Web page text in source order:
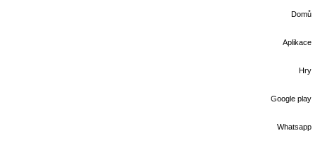
Domů
Aplikace
Hry
Google play
Whatsapp